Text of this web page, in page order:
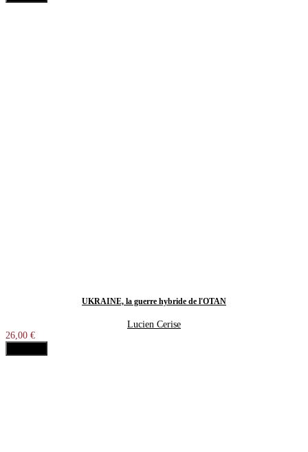
UKRAINE, la guerre hybride de l'OTAN
Lucien Cerise
26,00 €